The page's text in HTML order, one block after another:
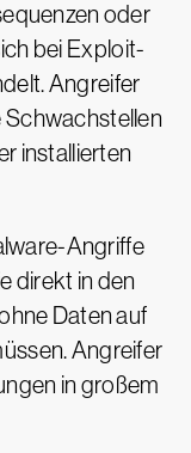
oder
bei Exploit-
Angreifer
Schwachstellen
installierten
Angriffe
direkt in den
Daten auf
Angreifer
in großem